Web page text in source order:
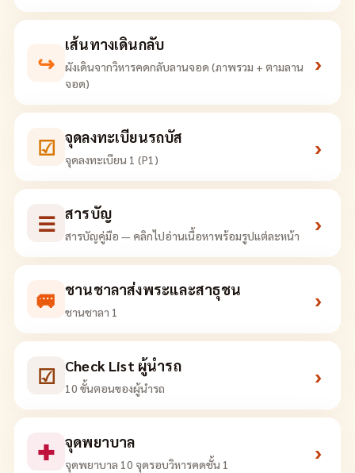
↪
เส้นทางเดินกลับ
ผังเดินจากวิหารคดกลับลานจอด (ภาพรวม + ตามลาน
จอด)
›
☑ จุดลงทะเบียนรถบัส
จุดลงทะเบียน 1 (P1) ›
☰ สารบัญ
สารบัญคู่มือ — คลิกไปอ่านเนื้อหาพร้อมรูปแต่ละหน้า ›
🚐 ชานชาลาส่งพระและสาธุชน
ชานชาลา 1 ›
☑ Check List ผู้นำรถ
10 ขั้นตอนของผู้นำรถ ›
✚ จุดพยาบาล
จุดพยาบาล 10 จุดรอบวิหารคดชั้น 1 ›